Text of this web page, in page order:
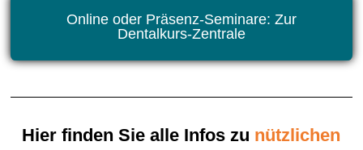
Online oder Präsenz-Seminare: Zur
Dentalkurs-Zentrale
Hier finden Sie alle Infos zu nützlichen